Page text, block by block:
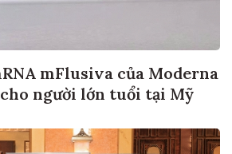
mFlusiva của Moderna
người lớn tuổi tại Mỹ